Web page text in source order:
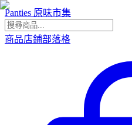
Panties 原味市集
商品店鋪部落格